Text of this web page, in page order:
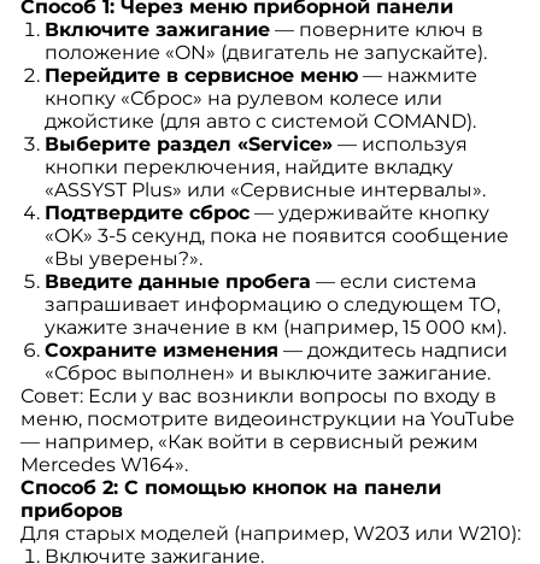
Способ 1: Через меню приборной панели
Включите зажигание— поверните ключ в
положение «ON» (двигатель не запускайте).
Перейдите в сервисное меню— нажмите
кнопку «Сброс» на рулевом колесе или
джойстике (для авто с системой COMAND).
Выберите раздел «Service»— используя
кнопки переключения, найдите вкладку
«ASSYST Plus» или «Сервисные интервалы».
Подтвердите сброс— удерживайте кнопку
«OK» 3-5 секунд, пока не появится сообщение
«Вы уверены?».
Введите данные пробега — если система
запрашивает информацию о следующем ТО,
укажите значение в км (например, 15 000 км).
Сохраните изменения — дождитесь надписи
«Сброс выполнен» и выключите зажигание.
Совет: Если у вас возникли вопросы по входу в
меню, посмотрите видеоинструкции на YouTube
— например, «Как войти в сервисный режим
Mercedes W164».
Способ 2: С помощью кнопок на панели
приборов
Для старых моделей (например, W203 или W210):
Включите зажигание.